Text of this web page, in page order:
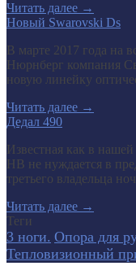
Читать далее →
Новый Swarovski Ds
В марте 2017 года на
Нюрнберг компания
новую линейку
Читать далее →
Дедал 490
Известная как в
НВ не нуждается в
третьего владельца
Читать далее →
Теги
3 ноги. Опора для
Тепловизионный